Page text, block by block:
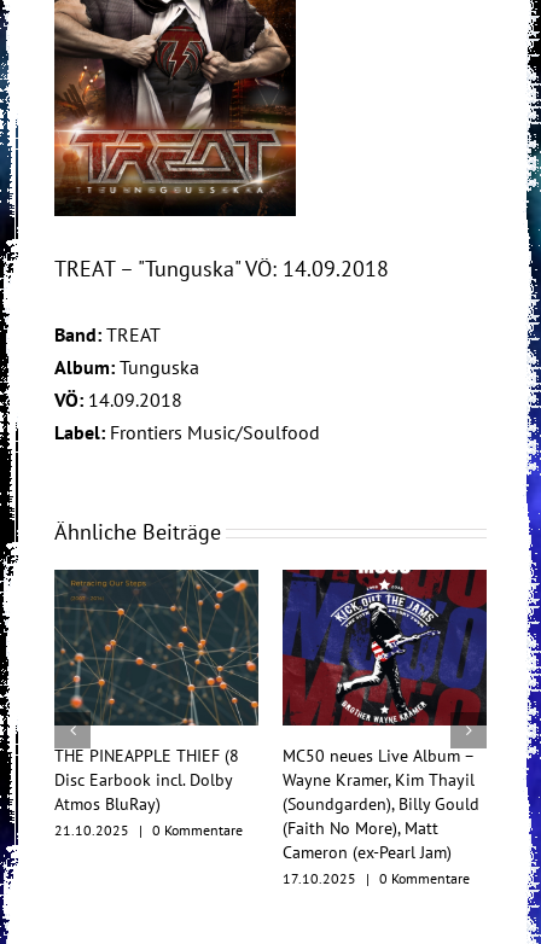
Larger
Image
TREAT – "Tunguska" VÖ: 14.09.2018
Band: TREAT
Album: Tunguska
VÖ: 14.09.2018
Label: Frontiers Music/Soulfood
Ähnliche Beiträge
THE PINEAPPLE THIEF (8
Disc Earbook incl. Dolby
Atmos BluRay)
21.10.2025 | 0 Kommentare
MC50 neues Live Album –
Wayne Kramer, Kim Thayil
(Soundgarden), Billy Gould
(Faith No More), Matt
Cameron (ex-Pearl Jam)
17.10.2025 | 0 Kommentare